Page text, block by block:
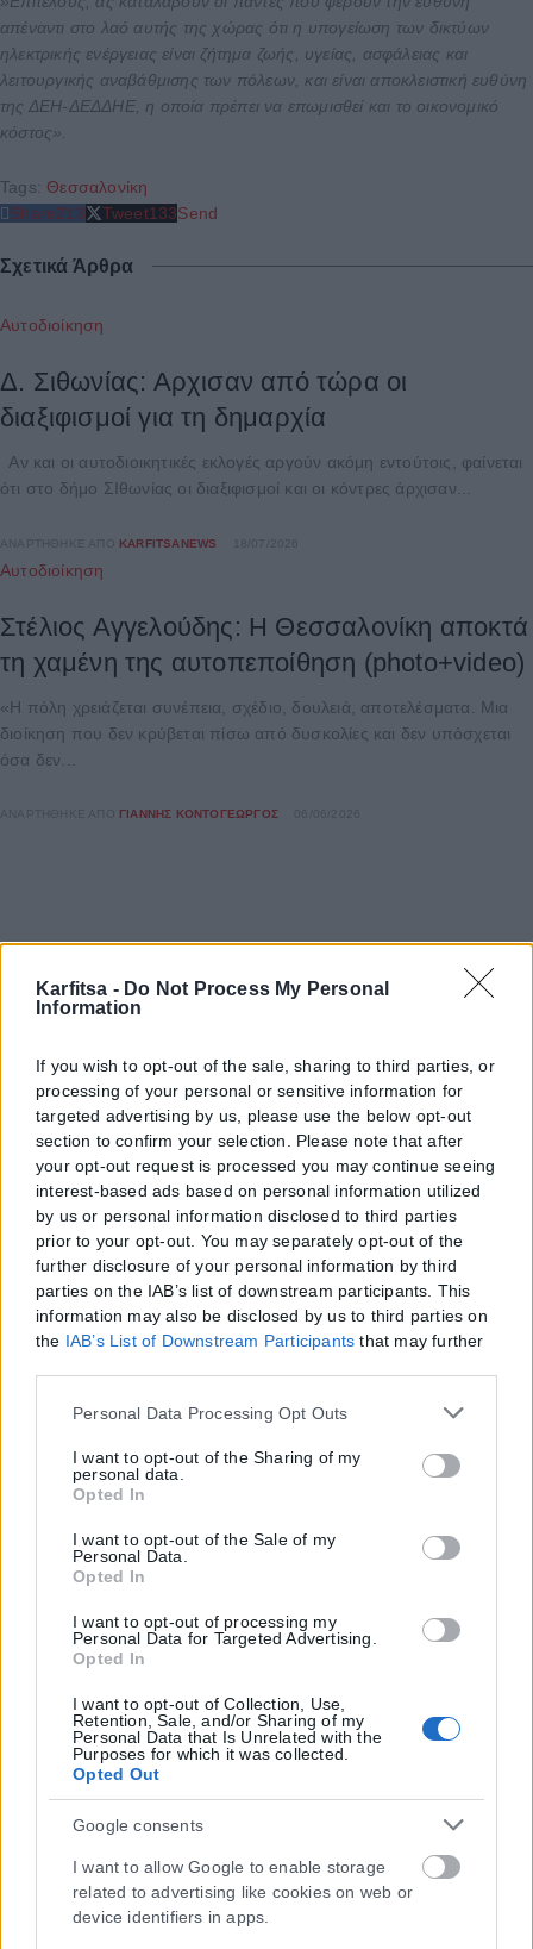
Karfitsa - Do Not Process My Personal
Information
If you wish to opt-out of the sale, sharing to third parties, or
processing of your personal or sensitive information for
targeted advertising by us, please use the below opt-out
section to confirm your selection. Please note that after
your opt-out request is processed you may continue seeing
interest-based ads based on personal information utilized
by us or personal information disclosed to third parties
prior to your opt-out. You may separately opt-out of the
further disclosure of your personal information by third
parties on the IAB’s list of downstream participants. This
information may also be disclosed by us to third parties on
the IAB’s List of Downstream Participants that may further
Please note that this website/app uses one or more Google
but not limited to your visit or usage behaviour. You may
click to grant or deny consent to Google and its third-party
tags to use your data for below specified purposes in below
Google consent section.
Personal Data Processing Opt Outs
I want to opt-out of the Sharing of my
personal data.
Opted In
I want to opt-out of the Sale of my
Personal Data.
Opted In
I want to opt-out of processing my
Personal Data for Targeted Advertising.
Opted In
I want to opt-out of Collection, Use,
Retention, Sale, and/or Sharing of my
Personal Data that Is Unrelated with the
Purposes for which it was collected.
Opted Out
Google consents
I want to allow Google to enable storage
related to advertising like cookies on web or
device identifiers in apps.
απέναντι στο λαό αυτής της χώρας ότι η υπογείωση των δικτύων
ηλεκτρικής ενέργειας είναι ζήτημα ζωής, υγείας, ασφάλειας και
λειτουργικής αναβάθμισης των πόλεων, και είναι αποκλειστική ευθύνη
της ΔΕΗ-ΔΕΔΔΗΕ, η οποία πρέπει να επωμισθεί και το οικονομικό
κόστος».
Tags: Θεσσαλονίκη
Share213 Tweet133Send
Σχετικά Άρθρα
Αυτοδιοίκηση
Δ. Σιθωνίας: Αρχισαν από τώρα οι
διαξιφισμοί για τη δημαρχία
Αν και οι αυτοδιοικητικές εκλογές αργούν ακόμη εντούτοις, φαίνεται
ότι στο δήμο ΣΙθωνίας οι διαξιφισμοί και οι κόντρες άρχισαν...
ΑΝΑΡΤΉΘΗΚΕ ΑΠΌ KARFITSANEWS
Αυτοδιοίκηση
Στέλιος Αγγελούδης: Η Θεσσαλονίκη αποκτά
τη χαμένη της αυτοπεποίθηση (photo+video)
«Η πόλη χρειάζεται συνέπεια, σχέδιο, δουλειά, αποτελέσματα. Μια
διοίκηση που δεν κρύβεται πίσω από δυσκολίες και δεν υπόσχεται
όσα δεν...
ΑΝΑΡΤΉΘΗΚΕ ΑΠΌ ΓΙΆΝΝΗΣ ΚΟΝΤΟΓΕΏΡΓΟΣ